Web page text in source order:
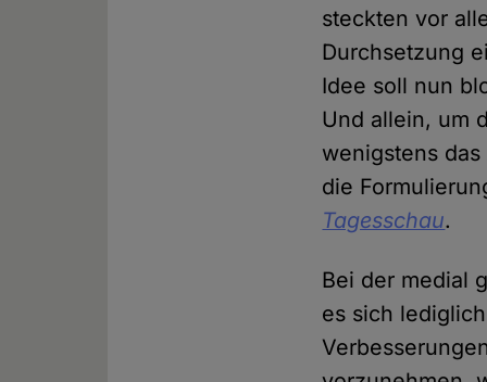
steckten vor
Durchsetzung
Idee soll nun
Und allein, um
wenigstens
die
Tagesschau.
Bei der medial
es sich